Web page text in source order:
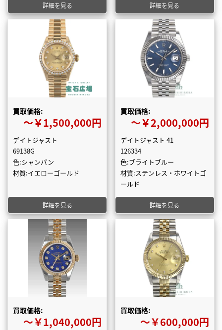
詳細を見る 詳細を見る
買取価格:
〜￥1,500,000円
デイトジャスト
69138G
色:シャンパン
材質:イエローゴールド
詳細を見る
買取価格:
〜￥2,000,000円
デイトジャスト 41
126334
色:ブライトブルー
材質:ステンレス・ホワイトゴ
ールド
詳細を見る
買取価格:
〜￥1,040,000円
買取価格:
〜￥600,000円